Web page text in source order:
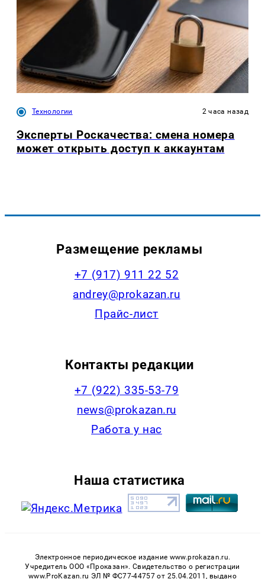
Технологии 2 часа назад
Эксперты Роскачества: смена номера
может открыть доступ к аккаунтам
Размещение рекламы
+7 (917) 911 22 52
andrey@prokazan.ru
Прайс-лист
Контакты редакции
+7 (922) 335-53-79
news@prokazan.ru
Работа у нас
Наша статистика
Электронное периодическое издание www.prokazan.ru.
Учредитель ООО «Проказан». Cвидетельство о регистрации
www.ProKazan.ru ЭЛ № ФС77-44757 от 25.04.2011, выдано